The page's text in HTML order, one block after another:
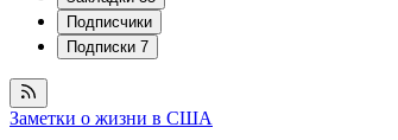
Подписчики
Подписки 7
Заметки о жизни в США